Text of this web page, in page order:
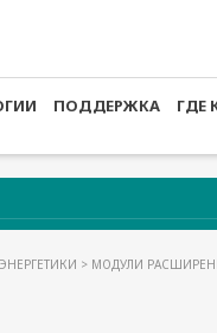
ПОДДЕРЖКА ГДЕ
> МОДУЛИ